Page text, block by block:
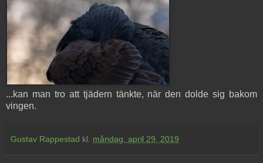
...kan man tro att tjädern tänkte, när den dolde sig bakom
vingen.
Gustav Rappestad kl. måndag, april 29, 2019